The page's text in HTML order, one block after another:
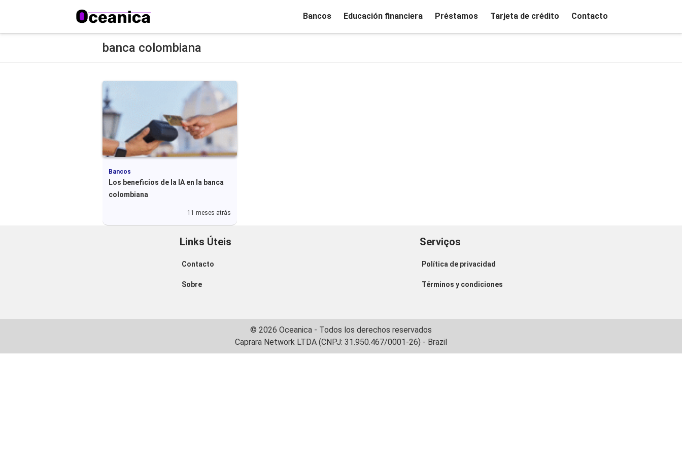
Bancos Educación financiera Préstamos Tarjeta de crédito Contacto
banca colombiana
Bancos
Los beneficios de la IA en la banca
colombiana
11 meses atrás
Links Úteis
Contacto
Sobre
Serviços
Política de privacidad
Términos y condiciones
© 2026 Oceanica - Todos los derechos reservados
Caprara Network LTDA (CNPJ: 31.950.467/0001-26) - Brazil